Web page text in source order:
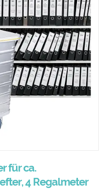
für ca.
4 Regalmeter